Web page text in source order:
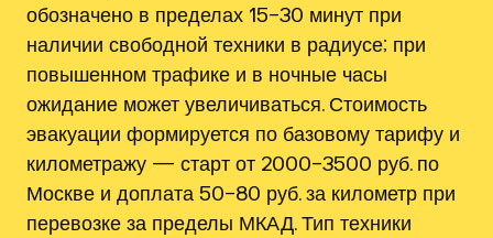
обозначено в пределах 15–30 минут при
наличии свободной техники в радиусе; при
повышенном трафике и в ночные часы
ожидание может увеличиваться. Стоимость
эвакуации формируется по базовому тарифу и
километражу — старт от 2000–3500 руб. по
Москве и доплата 50–80 руб. за километр при
перевозке за пределы МКАД. Тип техники